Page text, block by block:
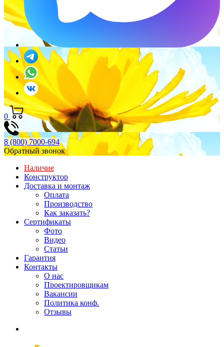
0
8 (800) 7000-694
Обратный звонок
Наличие
Конструктор
Доставка и монтаж
Оплата
Производство
Как заказать?
Сертификаты
Фото
Видео
Статьи
Гарантия
Контакты
О нас
Проектировщикам
Вакансии
Политика конф.
Отзывы